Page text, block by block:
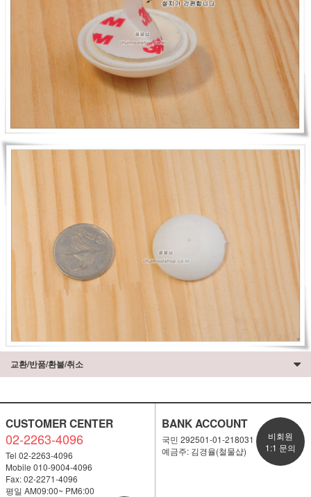
교환/반품/환불/취소
CUSTOMER CENTER
02-2263-4096
Tel 02-2263-4096
Mobile 010-9004-4096
Fax: 02-2271-4096
평일 AM09:00~ PM6:00
BANK ACCOUNT
국민 292501-01-218031
예금주: 김경율(철물샵)
비회원
1:1 문의